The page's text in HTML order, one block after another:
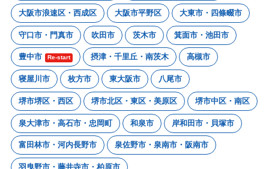
大阪市浪速区・西成区 大阪市平野区 大東市・四條畷市
守口市・門真市 吹田市 茨木市 箕面市・池田市
豊中市 Re-start 摂津・千里丘・南茨木 高槻市
寝屋川市 枚方市 東大阪市 八尾市
堺市堺区・西区 堺市北区・東区・美原区 堺市中区・南区
泉大津市・高石市・忠岡町 和泉市 岸和田市・貝塚市
富田林市・河内長野市 泉佐野市・泉南市・阪南市
羽曳野市・藤井寺市・柏原市